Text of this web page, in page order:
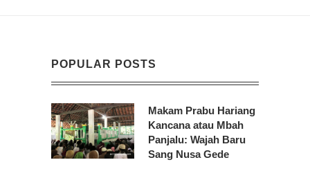
POPULAR POSTS
Makam Prabu Hariang
Kancana atau Mbah
Panjalu: Wajah Baru
Sang Nusa Gede